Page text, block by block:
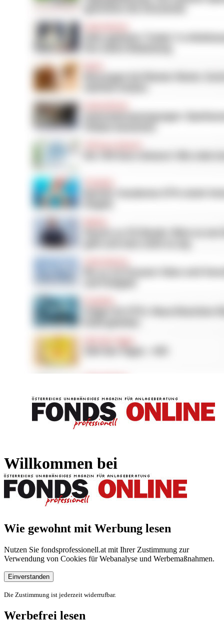
Willkommen bei
Wie gewohnt mit Werbung lesen
Nutzen Sie fondsprofessionell.at mit Ihrer Zustimmung zur
Verwendung von Cookies für Webanalyse und Werbemaßnahmen.
Einverstanden
Die Zustimmung ist jederzeit widerrufbar.
Werbefrei lesen